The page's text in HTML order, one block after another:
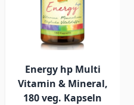
Energy hp Multi
Vitamin & Mineral,
180 veg. Kapseln